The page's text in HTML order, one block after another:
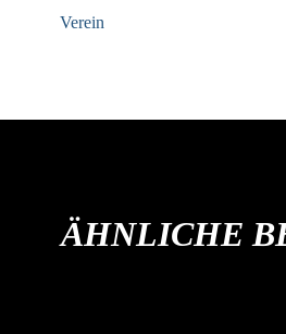
Verein
ÄHNLICHE